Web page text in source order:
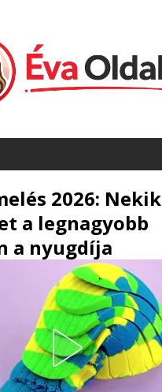
2026: Nekik
a legnagyobb
a nyugdíja